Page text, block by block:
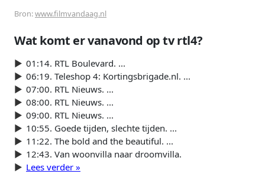
Bron:www.filmvandaag.nl
Wat komt er vanavond op tv rtl4?
01:14. RTL Boulevard. ...
06:19. Teleshop 4: Kortingsbrigade.nl. ...
07:00. RTL Nieuws. ...
08:00. RTL Nieuws. ...
09:00. RTL Nieuws. ...
10:55. Goede tijden, slechte tijden. ...
11:22. The bold and the beautiful. ...
12:43. Van woonvilla naar droomvilla.
Lees verder »